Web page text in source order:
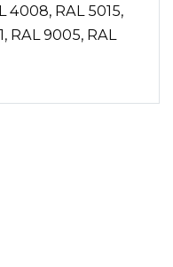
4008, RAL 5015,
RAL 9005, RAL